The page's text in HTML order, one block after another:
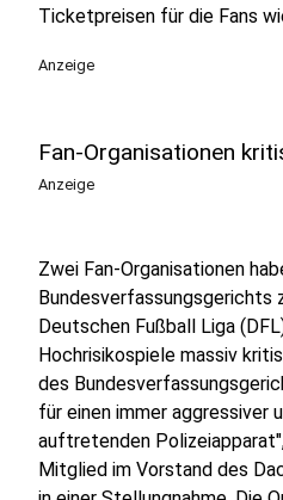
Ticketpreisen für die Fans
Anzeige
Fan-Organisationen
Anzeige
Zwei Fan-Organisationen
Bundesverfassungsgerichts
Deutschen Fußball Liga
Hochrisikospiele massiv
des
für einen immer aggressiver
auftretenden
Mitglied im Vorstand des